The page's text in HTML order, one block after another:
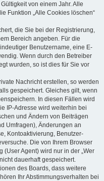
von einem Jahr. Alle
Funktion „Alle Cookies löschen“
die Sie bei der Registrierung,
Bereich angeben. Für die
Benutzername, eine E-
Wenn durch den Betreiber
wurden, so ist dies für Sie vor
Nachricht erstellen, so werden
gespeichert. Gleiches gilt, wenn
In diesen Fällen wird
IP-Adresse wird weiterhin bei
und Ändern von Beiträgen
Umfragen), Änderungen an
Kontoaktivierung, Benutzer-
Die von Ihrem Browser
Agent) wird nur in der „Wer
dauerhaft gespeichert.
des Boards, dass weitere
Ihr Abstimmungsverhalten bei